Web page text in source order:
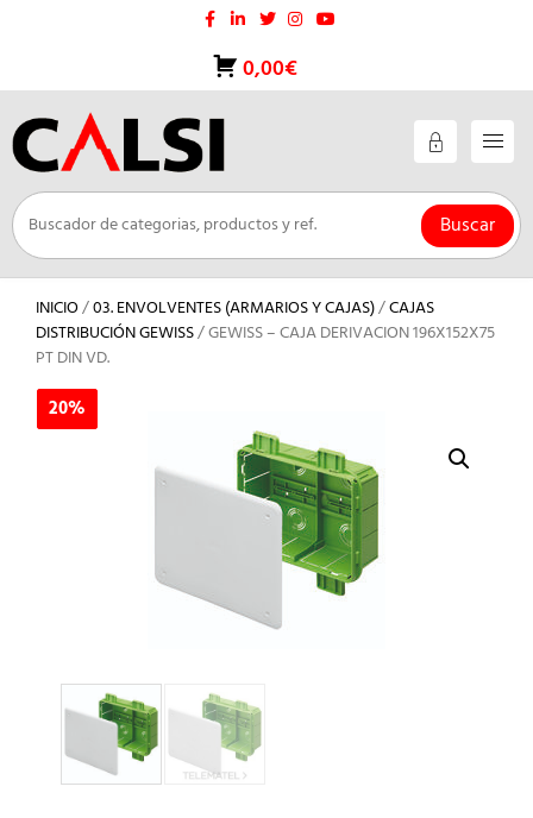
0,00€
Buscar
INICIO/03. ENVOLVENTES (ARMARIOS Y CAJAS)/CAJAS
DISTRIBUCIÓN GEWISS/ GEWISS – CAJA DERIVACION 196X152X75
PT DIN VD.
20%
20%